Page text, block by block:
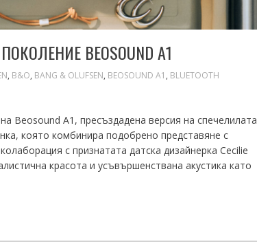
BEOSOUND A1
, B&O, BANG & OLUFSEN, BEOSOUND A1 , BLUETOOTH
Beosound A1, пресъздадена версия на спечелилата
която комбинира подобрено представяне с
с признатата датска дизайнерка Cecilie
красота и усъвършенствана акустика като